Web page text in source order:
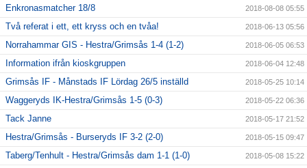
Enkronasmatcher 18/8 2018-08-08 05:55
Två referat i ett, ett kryss och en tvåa! 2018-06-13 05:56
Norrahammar GIS - Hestra/Grimsås 1-4 (1-2) 2018-06-05 06:53
Information ifrån kioskgruppen 2018-06-04 12:48
Grimsås IF - Månstads IF Lördag 26/5 inställd 2018-05-25 10:14
Waggeryds IK-Hestra/Grimsås 1-5 (0-3) 2018-05-22 06:36
Tack Janne 2018-05-17 21:52
Hestra/Grimsås - Burseryds IF 3-2 (2-0) 2018-05-15 09:47
Taberg/Tenhult - Hestra/Grimsås dam 1-1 (1-0) 2018-05-08 15:22